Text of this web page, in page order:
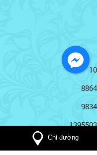
10
8864
9834
1395503
Chỉ đường